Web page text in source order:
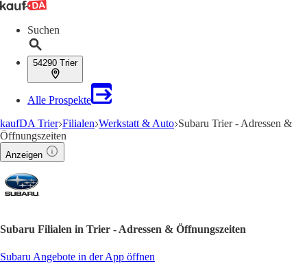
Suchen
54290 Trier
Alle Prospekte
kaufDA Trier Filialen Werkstatt & Auto Subaru Trier - Adressen &
Öffnungszeiten
Anzeigen
Subaru Filialen in Trier - Adressen & Öffnungszeiten
Subaru Angebote in der App öffnen